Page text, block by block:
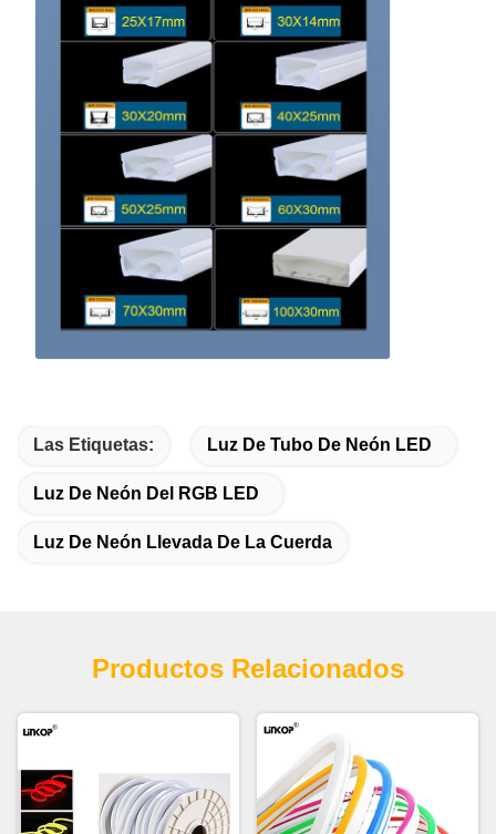
Las Etiquetas: Luz De Tubo De Neón LED
Luz De Neón Del RGB LED
Luz De Neón Llevada De La Cuerda
Productos Relacionados